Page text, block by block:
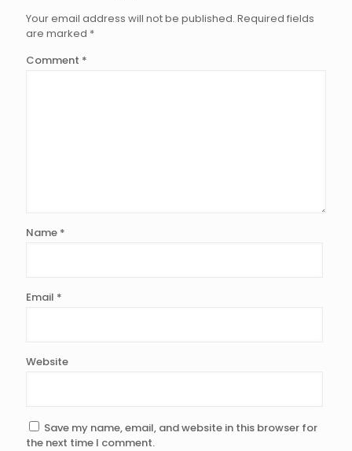
Your email address will not be published. Required fields
are marked *
Comment *
Name *
Email *
Website
Save my name, email, and website in this browser for
the next time I comment.